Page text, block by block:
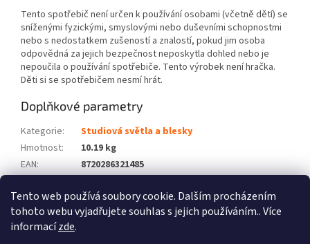
Tento web používá soubory cookie. Dalším procházením
tohoto webu vyjadřujete souhlas s jejich používáním.. Více
informacízde.
Tento spotřebič není určen k používání osobami (včetně dětí) se
sníženými fyzickými, smyslovými nebo duševními schopnostmi
nebo s nedostatkem zušeností a znalostí, pokud jim osoba
odpovědná za jejich bezpečnost neposkytla dohled nebo je
nepoučila o používání spotřebiče. Tento výrobek není hračka.
Děti si se spotřebičem nesmí hrát.
Doplňkové parametry
Kategorie:
Studiová světla a blesky
Hmotnost:
10.19 kg
EAN:
8720286321485
Počet balíků: 2